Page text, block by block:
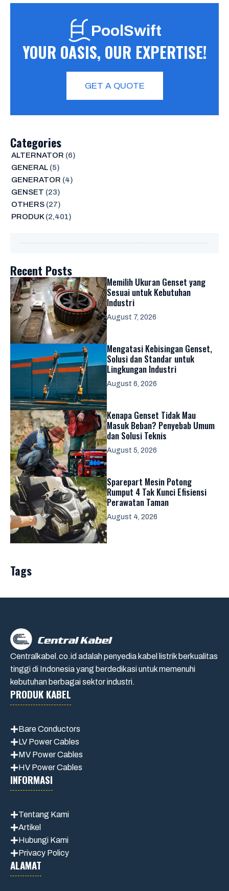
PoolSwift
YOUR OASIS, OUR EXPERTISE!
GET A QUOTE
Categories
ALTERNATOR (6)
GENERAL(5)
GENERATOR (4)
GENSET (23)
OTHERS(27)
PRODUK(2,401)
Recent Posts
Memilih Ukuran Genset yang
Sesuai untuk Kebutuhan
Industri
August 7, 2026
Mengatasi Kebisingan Genset,
Solusi dan Standar untuk
Lingkungan Industri
August 6, 2026
Kenapa Genset Tidak Mau
Masuk Beban? Penyebab Umum
dan Solusi Teknis
August 5, 2026
Sparepart Mesin Potong
Rumput 4 Tak Kunci Efisiensi
Perawatan Taman
August 4, 2026
Tags
Centralkabel.co.id adalah penyedia kabel listrik berkualitas
tinggi di Indonesia yang berdedikasi untuk memenuhi
kebutuhan berbagai sektor industri.
PRODUK KABEL
Bare Conductors
LV Power Cables
MV Power Cables
HV Power Cables
INFORMASI
Tentang Kami
Artikel
Hubungi Kami
Privacy Policy
ALAMAT